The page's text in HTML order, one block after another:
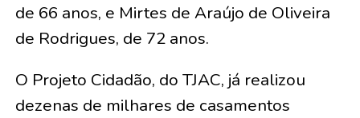
de 66 anos, e Mirtes de Araújo de Oliveira
de Rodrigues, de 72 anos.
O Projeto Cidadão, do TJAC, já realizou
dezenas de milhares de casamentos